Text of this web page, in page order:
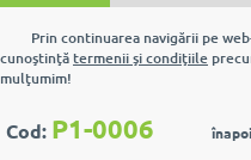
Prin continuarea navigării pe
cunoştinţătermenii şi condiţiile
mulţumim!
Cod: P1-0006 înapoi